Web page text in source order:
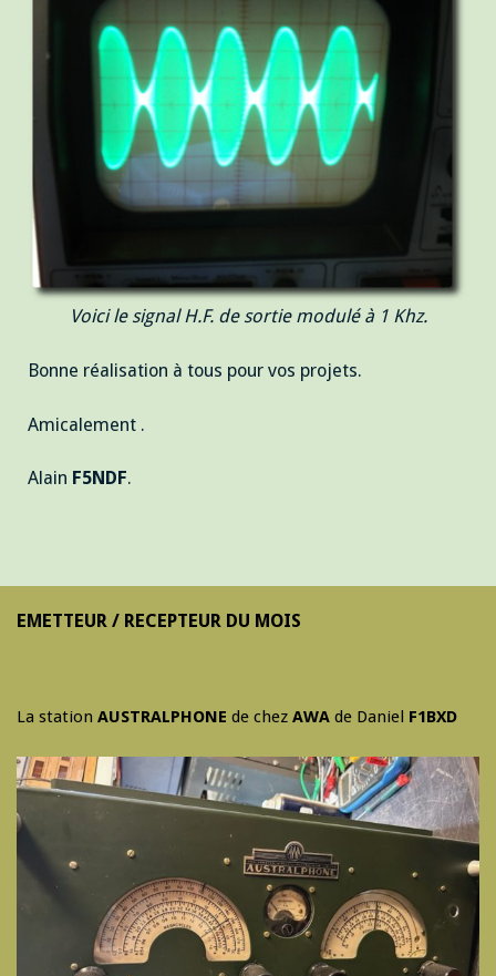
Voici le signal H.F. de sortie modulé à 1 Khz.
Bonne réalisation à tous pour vos projets.
Amicalement .
Alain F5NDF.
EMETTEUR / RECEPTEUR DU MOIS
La station AUSTRALPHONE de chez AWA de Daniel F1BXD